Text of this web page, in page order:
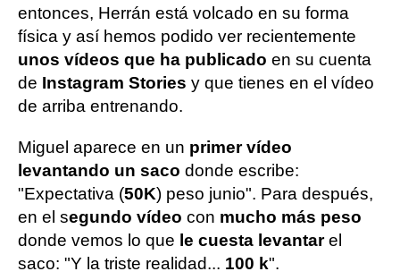
entonces, Herrán está volcado en su forma
física y así hemos podido ver recientemente
unos vídeos que ha publicado en su cuenta
de Instagram Stories y que tienes en el vídeo
de arriba entrenando.
Miguel aparece en un primer vídeo
levantando un saco donde escribe:
"Expectativa (50K) peso junio". Para después,
en el segundo vídeo con mucho más peso
donde vemos lo que le cuesta levantarel
saco: "Y la triste realidad... 100 k".